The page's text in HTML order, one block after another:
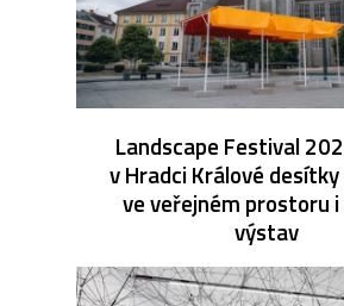
Landscape Festival
v Hradci Králové
ve veřejném prostoru
výstav